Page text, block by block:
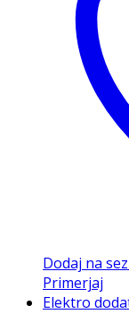
Dodaj na
Primerjaj
Elektro